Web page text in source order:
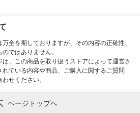
全を期しておりますが、その内容の正確性、
ではありません。
、この商品を取り扱うストアによって運営さ
ている内容や商品、ご購入に関するご質問
せください。
ページトップへ